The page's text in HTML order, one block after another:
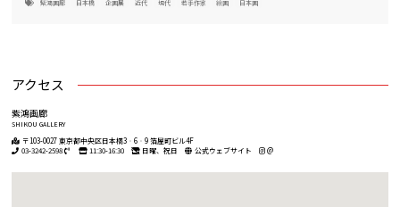
紫鴻画廊 日本橋 企画展 近代 現代 若手作家 絵画 日本画
アクセス
紫鴻画廊
SHIKOU GALLERY
〒103-0027 東京都中央区日本橋3‐6‐9 箔屋町ビル4F
03-3242-2598
11:30-16:30 日曜、祝日 公式ウェブサイト @